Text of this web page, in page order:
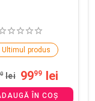
Ultimul produs
lei 9999 lei
ÎN COȘ